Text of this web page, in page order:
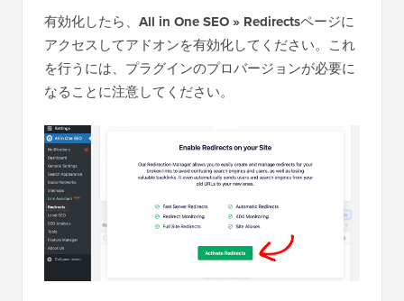
有効化したら、 All in One SEO » Redirectsページに
アクセスしてアドオンを有効化してください。これ
を行うには、プラグインのプロバージョンが必要に
なることに注意してください。